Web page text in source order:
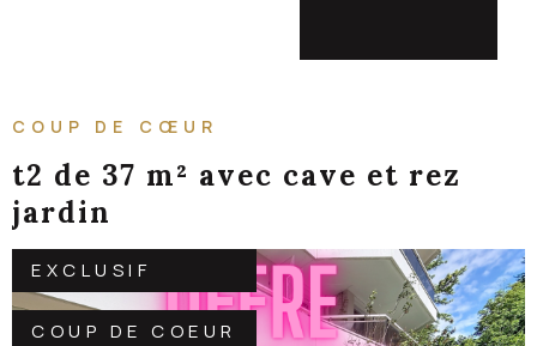
COUP DE CŒUR
t2 de 37 m² avec cave et rez
jardin
EXCLUSIF
COUP DE COEUR